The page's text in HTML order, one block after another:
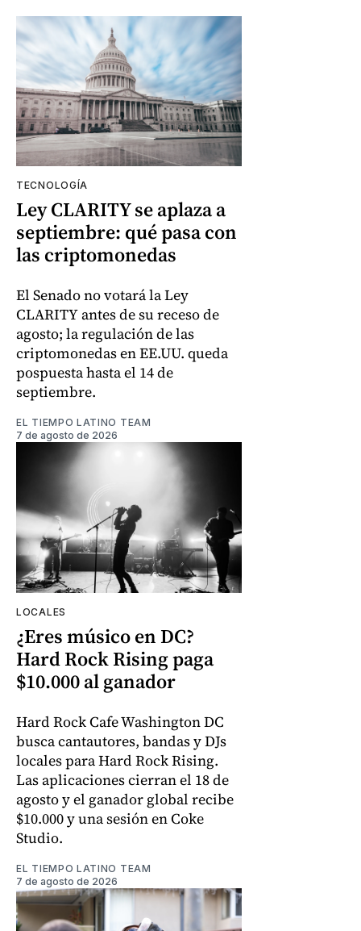
TECNOLOGÍA
Ley CLARITY se aplaza a
septiembre: qué pasa con
las criptomonedas
El Senado no votará la Ley
CLARITY antes de su receso de
agosto; la regulación de las
criptomonedas en EE.UU. queda
pospuesta hasta el 14 de
septiembre.
EL TIEMPO LATINO TEAM
7 de agosto de 2026
LOCALES
¿Eres músico en DC?
Hard Rock Rising paga
$10.000 al ganador
Hard Rock Cafe Washington DC
busca cantautores, bandas y DJs
locales para Hard Rock Rising.
Las aplicaciones cierran el 18 de
agosto y el ganador global recibe
$10.000 y una sesión en Coke
Studio.
EL TIEMPO LATINO TEAM
7 de agosto de 2026